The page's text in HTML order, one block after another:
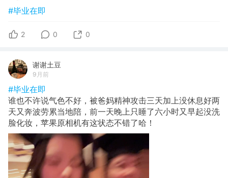
#毕业在即
2 0 0
谢谢土豆
9月前
#毕业在即
谁也不许说气色不好，被爸妈精神攻击三天加上没休息好两
天又奔波劳累当地陪，前一天晚上只睡了六小时又早起没洗
脸化妆，苹果原相机有这状态不错了哈！